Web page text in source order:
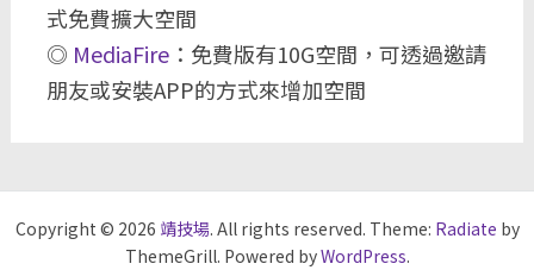
式免費擴大空間
◎ MediaFire：免費版有10G空間，可透過邀請
朋友或安裝APP的方式來增加空間
Copyright © 2026 靖技場. All rights reserved. Theme: Radiate by
ThemeGrill. Powered byWordPress.